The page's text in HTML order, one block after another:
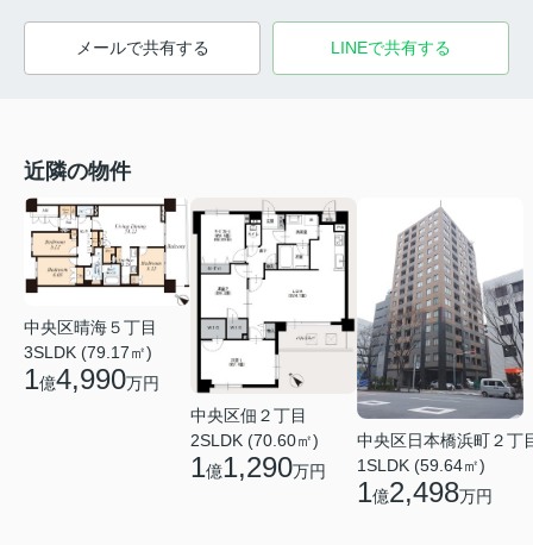
メールで共有する LINEで共有する
近隣の物件
中央区晴海５丁目
3SLDK (79.17㎡)
1億4,990万円
中央区佃２丁目
2SLDK (70.60㎡)
1億1,290万円
中央区日本橋浜町２丁
1SLDK (59.64㎡)
1億2,498万円